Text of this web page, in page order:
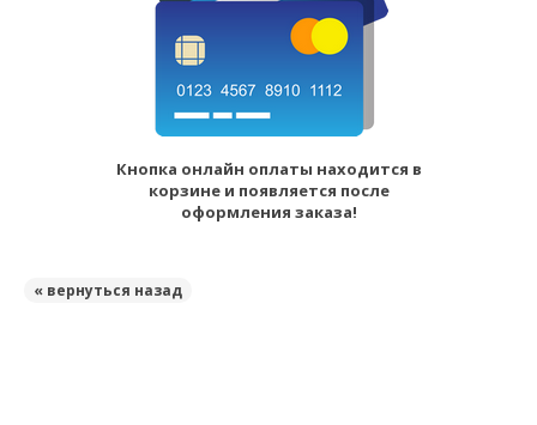
Кнопка онлайн оплаты находится в
корзине и появляется после
оформления заказа!
« вернуться назад